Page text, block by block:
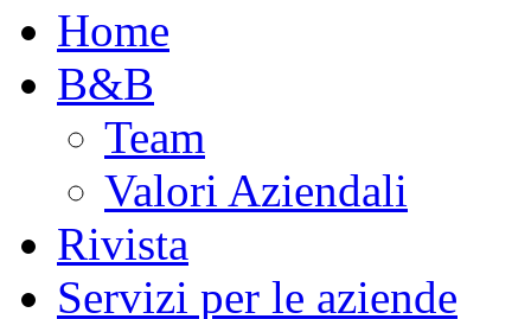
Home
B&B
Team
Valori Aziendali
Rivista
Servizi per le aziende